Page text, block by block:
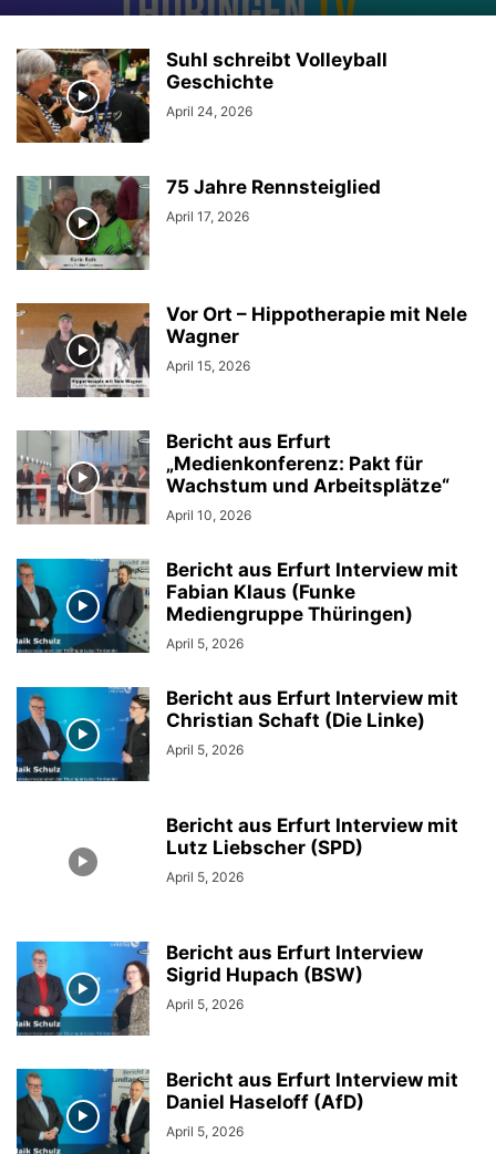
Suhl schreibt Volleyball
Geschichte
April 24, 2026
75 Jahre Rennsteiglied
April 17, 2026
Vor Ort – Hippotherapie mit Nele
Wagner
April 15, 2026
Bericht aus Erfurt
„Medienkonferenz: Pakt für
Wachstum und Arbeitsplätze“
April 10, 2026
Bericht aus Erfurt Interview mit
Fabian Klaus (Funke
Mediengruppe Thüringen)
April 5, 2026
Bericht aus Erfurt Interview mit
Christian Schaft (Die Linke)
April 5, 2026
Bericht aus Erfurt Interview mit
Lutz Liebscher (SPD)
April 5, 2026
Bericht aus Erfurt Interview
Sigrid Hupach (BSW)
April 5, 2026
Bericht aus Erfurt Interview mit
Daniel Haseloff (AfD)
April 5, 2026